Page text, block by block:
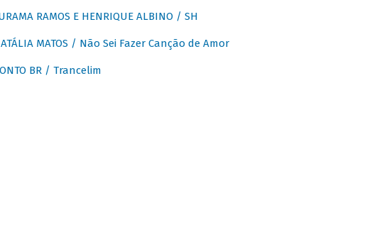
RAMOS E HENRIQUE ALBINO / SH
MATOS / Não Sei Fazer Canção de Amor
BR / Trancelim